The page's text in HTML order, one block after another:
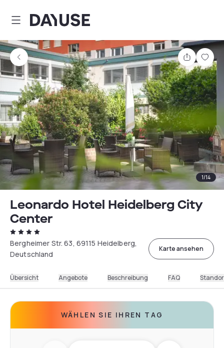
Dayuse
Teilen
1/14
Leonardo Hotel Heidelberg City
Center
Bergheimer Str. 63, 69115 Heidelberg,
Deutschland
Karte ansehen
Übersicht Angebote Beschreibung FAQ
WÄHLEN SIE IHREN TAG